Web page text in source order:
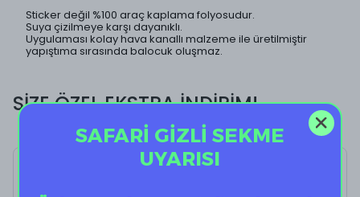
Sticker değil %100 araç kaplama folyosudur.
Suya çizilmeye karşı dayanıklı.
Uygulaması kolay hava kanallı malzeme ile üretilmiştir
yapıştıma sırasında balocuk oluşmaz.
SİZE ÖZEL EKSTRA İNDİRİM!
SAFARİ GİZLİ SEKME
UYARISI